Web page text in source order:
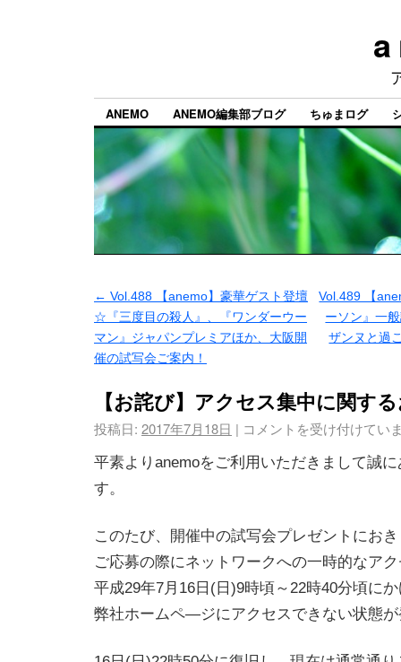
a
ANEMO ANEMO編集部ブログ ちゅまログ
← Vol.488 【anemo】豪華ゲスト登壇
☆『三度目の殺人』、『ワンダーウー
マン』ジャパンプレミアほか、大阪開
催の試写会ご案内！
Vol.489 【
ーソン』一
ザンヌと過
【お詫び】アクセス集中に関す
投稿日: 2017年7月18日 | コメントを受け付けてい
平素よりanemoをご利用いただきまして誠
す。
このたび、開催中の試写会プレゼントにお
ご応募の際にネットワークへの一時的なア
平成29年7月16日(日)9時頃～22時40分頃に
弊社ホームペ―ジにアクセスできない状態